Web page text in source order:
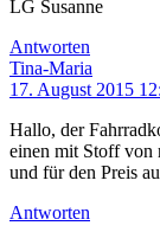
LG Susanne
Antworten
Tina-Maria
17. August 2015
Hallo, der
einen mit Stoff von
und für den Preis
Antworten